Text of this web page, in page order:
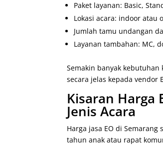
Paket layanan: Basic,
Lokasi acara: indoor atau
Jumlah tamu undangan
Layanan tambahan: MC,
Semakin banyak
secara jelas kepada vendor
Kisaran Harga
Jenis Acara
Harga jasa EO di
tahun anak atau rapat